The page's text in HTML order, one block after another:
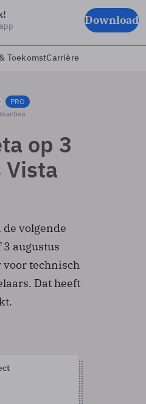
Download
ToekomstCarrière
PRO
op 3
Vista
volgende
augustus
voor technisch
Dat heeft